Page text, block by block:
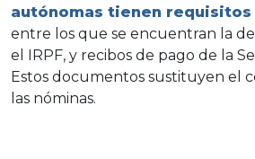
autónomas tienen requisitos
entre los que se encuentran la
el IRPF, y recibos de pago de la
Estos documentos sustituyen el
las nóminas.